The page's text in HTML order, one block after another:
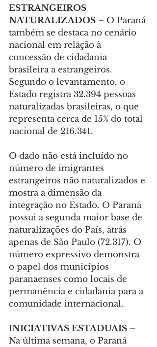
ESTRANGEIROS
NATURALIZADOS – O Paraná
também se destaca no cenário
nacional em relação à
concessão de cidadania
brasileira a estrangeiros.
Segundo o levantamento, o
Estado registra 32.394 pessoas
naturalizadas brasileiras, o que
representa cerca de 15% do total
nacional de 216.341.
O dado não está incluído no
número de imigrantes
estrangeiros não naturalizados e
mostra a dimensão da
integração no Estado. O Paraná
possui a segunda maior base de
naturalizações do País, atrás
apenas de São Paulo (72.317). O
número expressivo demonstra
o papel dos municípios
paranaenses como locais de
permanência e cidadania para a
comunidade internacional.
INICIATIVAS ESTADUAIS –
Na última semana, o Paraná